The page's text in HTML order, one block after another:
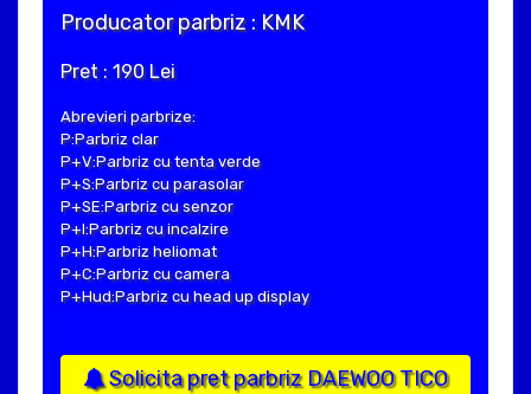
Producator parbriz : KMK
Pret : 190 Lei
Abrevieri parbrize:
P:Parbriz clar
P+V:Parbriz cu tenta verde
P+S:Parbriz cu parasolar
P+SE:Parbriz cu senzor
P+I:Parbriz cu incalzire
P+H:Parbriz heliomat
P+C:Parbriz cu camera
P+Hud:Parbriz cu head up display
Solicita pret parbriz DAEWOO TICO